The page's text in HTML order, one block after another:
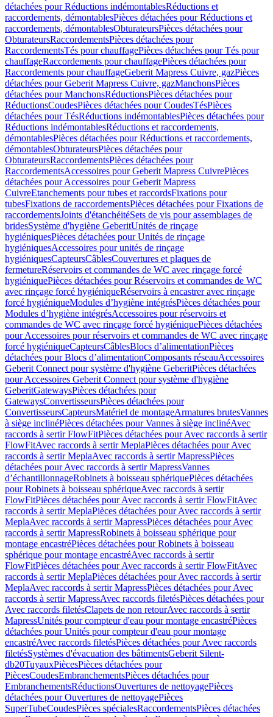
détachées pour Réductions indémontablesRéductions et
raccordements, démontablesPièces détachées pour Réductions et
raccordements, démontablesObturateursPièces détachées pour
ObturateursRaccordementsPièces détachées pour
RaccordementsTés pour chauffagePièces détachées pour Tés pour
chauffageRaccordements pour chauffagePièces détachées pour
Raccordements pour chauffageGeberit Mapress Cuivre, gazPièces
détachées pour Geberit Mapress Cuivre, gazManchonsPièces
détachées pour ManchonsRéductionsPièces détachées pour
RéductionsCoudesPièces détachées pour CoudesTésPièces
détachées pour TésRéductions indémontablesPièces détachées pour
Réductions indémontablesRéductions et raccordements,
démontablesPièces détachées pour Réductions et raccordements,
démontablesObturateursPièces détachées pour
ObturateursRaccordementsPièces détachées pour
RaccordementsAccessoires pour Geberit Mapress CuivrePièces
détachées pour Accessoires pour Geberit Mapress
CuivreEtanchements pour tubes et raccordsFixations pour
tubesFixations de raccordementsPièces détachées pour Fixations de
raccordementsJoints d'étanchéitéSets de vis pour assemblages de
bridesSystème d'hygiène GeberitUnités de rinçage
hygiéniquesPièces détachées pour Unités de rinçage
hygiéniquesAccessoires pour unités de rinçage
hygiéniquesCapteursCâblesCouvertures et plaques de
fermetureRéservoirs et commandes de WC avec rinçage forcé
hygiéniquePièces détachées pour Réservoirs et commandes de WC
avec rinçage forcé hygiéniqueRéservoirs à encastrer avec rinçage
forcé hygiéniqueModules d’hygiène intégrésPièces détachées pour
Modules d’hygiène intégrésAccessoires pour réservoirs et
commandes de WC avec rinçage forcé hygiéniquePièces détachées
pour Accessoires pour réservoirs et commandes de WC avec rinçage
forcé hygiéniqueCapteursCâblesBlocs d’alimentationPièces
détachées pour Blocs d’alimentationComposants réseauAccessoires
Geberit Connect pour système d'hygiène GeberitPièces détachées
pour Accessoires Geberit Connect pour système d'hygiène
GeberitGatewaysPièces détachées pour
GatewaysConvertisseursPièces détachées pour
ConvertisseursCapteursMatériel de montageArmatures brutesVannes
à siège inclinéPièces détachées pour Vannes à siège inclinéAvec
raccords à sertir FlowFitPièces détachées pour Avec raccords à sertir
FlowFitAvec raccords à sertir MeplaPièces détachées pour Avec
raccords à sertir MeplaAvec raccords à sertir MapressPièces
détachées pour Avec raccords à sertir MapressVannes
d’échantillonnageRobinets à boisseau sphériquePièces détachées
pour Robinets à boisseau sphériqueAvec raccords à sertir
FlowFitPièces détachées pour Avec raccords à sertir FlowFitAvec
raccords à sertir MeplaPièces détachées pour Avec raccords à sertir
MeplaAvec raccords à sertir MapressPièces détachées pour Avec
raccords à sertir MapressRobinets à boisseau sphérique pour
montage encastréPièces détachées pour Robinets à boisseau
sphérique pour montage encastréAvec raccords à sertir
FlowFitPièces détachées pour Avec raccords à sertir FlowFitAvec
raccords à sertir MeplaPièces détachées pour Avec raccords à sertir
MeplaAvec raccords à sertir MapressPièces détachées pour Avec
raccords à sertir MapressAvec raccords filetésPièces détachées pour
Avec raccords filetésClapets de non retourAvec raccords à sertir
MapressUnités pour compteur d'eau pour montage encastréPièces
détachées pour Unités pour compteur d'eau pour montage
encastréAvec raccords filetésPièces détachées pour Avec raccords
filetésSystèmes d'évacuation des bâtimentsGeberit Silent-
db20TuyauxPiècesPièces détachées pour
PiècesCoudesEmbranchementsPièces détachées pour
EmbranchementsRéductionsOuvertures de nettoyagePièces
détachées pour Ouvertures de nettoyagePièces
SuperTubeCoudesPièces spécialesRaccordementsPièces détachées